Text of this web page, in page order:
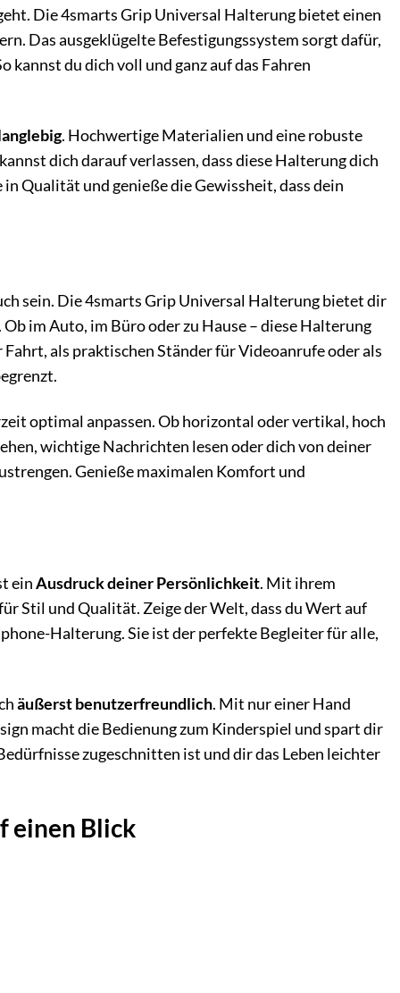
Die 4smarts Grip Universal Halterung bietet einen
Das ausgeklügelte Befestigungssystem sorgt dafür,
kannst du dich voll und ganz auf das Fahren
. Hochwertige Materialien und eine robuste
dich darauf verlassen, dass diese Halterung dich
Qualität und genieße die Gewissheit, dass dein
sein. Die 4smarts Grip Universal Halterung bietet dir
im Auto, im Büro oder zu Hause – diese Halterung
als praktischen Ständer für Videoanrufe oder als
optimal anpassen. Ob horizontal oder vertikal, hoch
wichtige Nachrichten lesen oder dich von deiner
Genieße maximalen Komfort und
einAusdruck deiner Persönlichkeit. Mit ihrem
Stil und Qualität. Zeige der Welt, dass du Wert auf
Halterung. Sie ist der perfekte Begleiter für alle,
äußerst benutzerfreundlich. Mit nur einer Hand
macht die Bedienung zum Kinderspiel und spart dir
zugeschnitten ist und dir das Leben leichter
einen Blick